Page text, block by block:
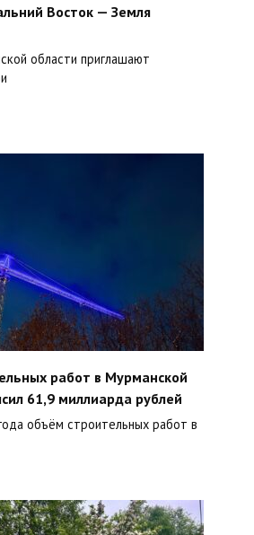
Восток — Земля
области приглашают
работ в Мурманской
61,9 миллиарда рублей
объём строительных работ в